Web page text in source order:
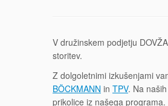
V družinskem podjetju
storitev.
Z dolgoletnimi izkušenjami
BÖCKMANN in TPV. Na
prikolice iz našega programa.